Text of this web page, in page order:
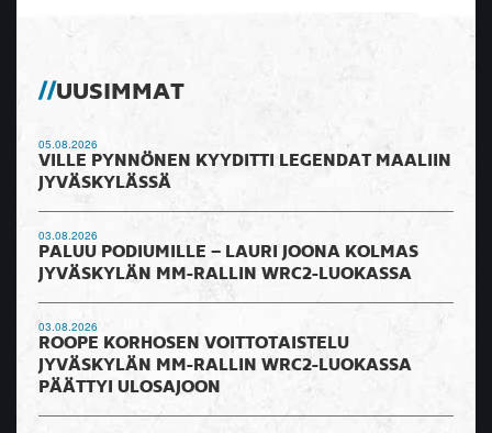
UUSIMMAT
05.08.2026
VILLE PYNNÖNEN KYYDITTI LEGENDAT MAALIIN
JYVÄSKYLÄSSÄ
03.08.2026
PALUU PODIUMILLE – LAURI JOONA KOLMAS
JYVÄSKYLÄN MM-RALLIN WRC2-LUOKASSA
03.08.2026
ROOPE KORHOSEN VOITTOTAISTELU
JYVÄSKYLÄN MM-RALLIN WRC2-LUOKASSA
PÄÄTTYI ULOSAJOON